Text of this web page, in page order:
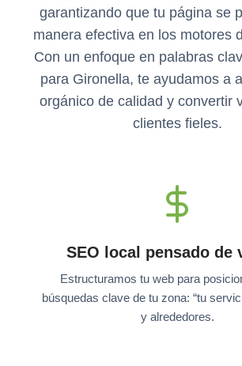
garantizando que tu página se
manera efectiva en los motores
Con un enfoque en palabras
para Gironella, te ayudamos a
orgánico de calidad y convertir
clientes fieles.
SEO local pensado de
Estructuramos tu web para
búsquedas clave de tu zona: “tu
y alrededores.